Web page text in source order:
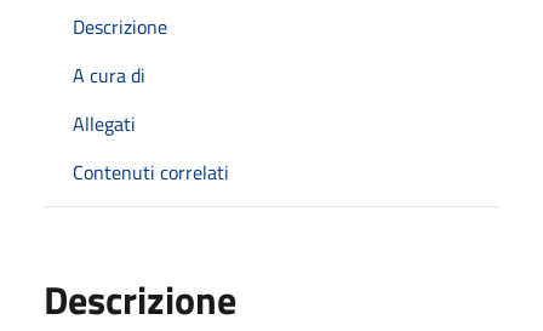
Descrizione
A cura di
Allegati
Contenuti correlati
Descrizione